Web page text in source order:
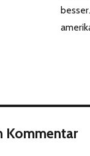
Kommentar